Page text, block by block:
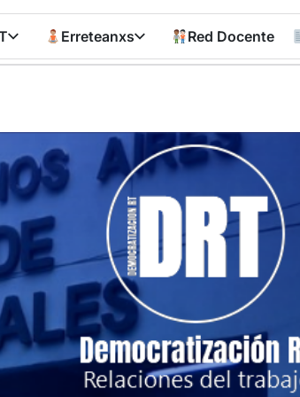
Erreteanxs Red Docente
RT